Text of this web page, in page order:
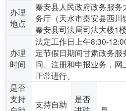
办理
地点
秦安县人民政府政务服务
务厅（天水市秦安县西川
秦安县司法局司法大楼1楼
办理
时间
法定工作日上午8:30-
定节假日期间甘肃政务
问、注册和申报业务，
正常进行。
是否
支持
支持自助
是否